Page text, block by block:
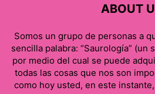
ABOUT
Somos un grupo de personas a
sencilla palabra: “Saurología” (un
por medio del cual se puede
todas las cosas que nos son
como hoy usted, en este